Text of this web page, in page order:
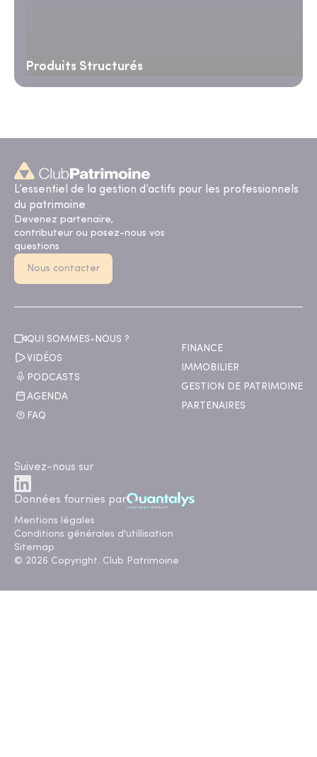
Produits Structurés
L’essentiel de la gestion d’actifs pour les professionnels
du patrimoine
Devenez partenaire,
contributeur ou posez-nous vos
questions
Nous contacter
QUI SOMMES-NOUS ?
VIDÉOS
PODCASTS
AGENDA
FAQ
FINANCE
IMMOBILIER
GESTION DE PATRIMOINE
PARTENAIRES
Suivez-nous sur
Données fournies par
Mentions légales
Conditions générales d'utillisation
Sitemap
© 2026 Copyright. Club Patrimoine